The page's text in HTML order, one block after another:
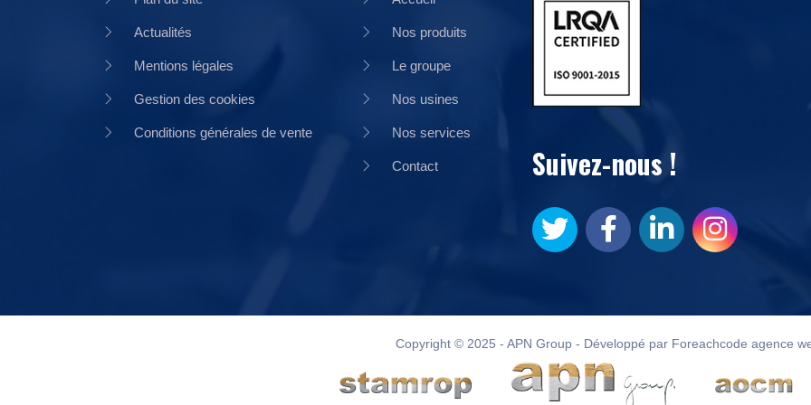
Actualités
Mentions légales
Gestion des cookies
Conditions générales de vente
Nos produits
Le groupe
Nos usines
Nos services
Contact Suivez-nous !
Copyright © 2025 - APN Group - Développé par Foreachcode agence